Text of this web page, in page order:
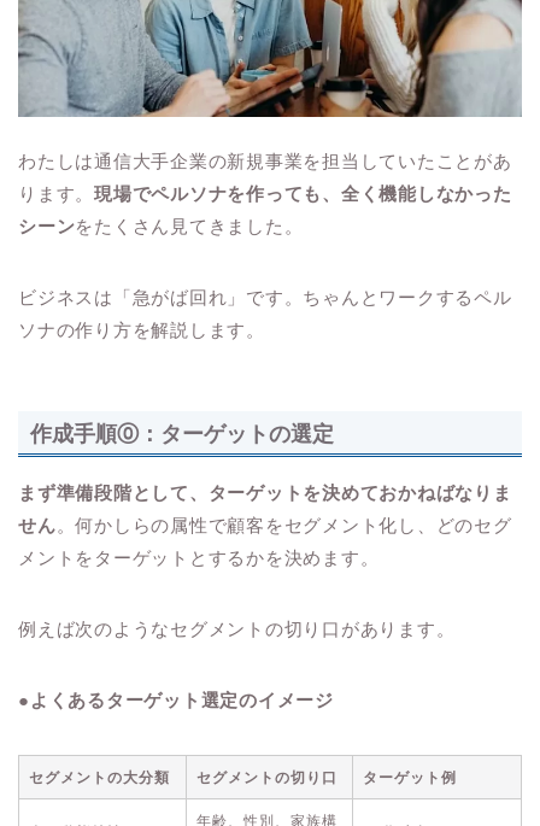
わたしは通信大手企業の新規事業を担当していたことがあ
ります。現場でペルソナを作っても、全く機能しなかった
シーンをたくさん見てきました。
ビジネスは「急がば回れ」です。ちゃんとワークするペル
ソナの作り方を解説します。
作成手順⓪：ターゲットの選定
まず準備段階として、ターゲットを決めておかねばなりま
せん。何かしらの属性で顧客をセグメント化し、どのセグ
メントをターゲットとするかを決めます。
例えば次のようなセグメントの切り口があります。
●よくあるターゲット選定のイメージ
セグメントの大分類 セグメントの切り口 ターゲット例
年齢、性別、家族構